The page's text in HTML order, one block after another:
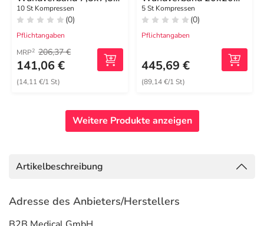
cm
10 St Kompressen
(0)
Pflichtangaben
MRP2 206,37 €
141,06 €
(14,11 €/1 St)
cm
5 St Kompressen
(0)
Pflichtangaben
445,69 €
(89,14 €/1 St)
Weitere Produkte anzeigen
Artikelbeschreibung
Adresse des Anbieters/Herstellers